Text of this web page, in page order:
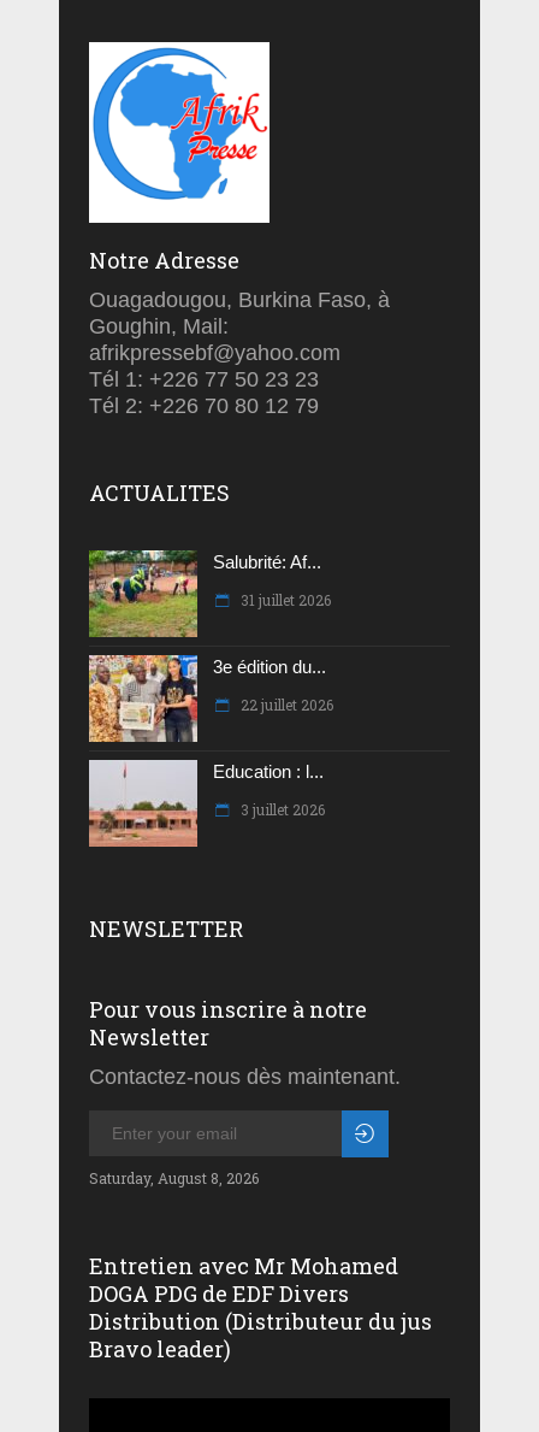
Notre Adresse
Ouagadougou, Burkina Faso, à
Goughin, Mail:
afrikpressebf@yahoo.com
Tél 1: +226 77 50 23 23
Tél 2: +226 70 80 12 79
ACTUALITES
Salubrité: Af...
31 juillet 2026
3e édition du...
22 juillet 2026
Education : l...
3 juillet 2026
NEWSLETTER
Pour vous inscrire à notre
Newsletter
Contactez-nous dès maintenant.
Saturday, August 8, 2026
Entretien avec Mr Mohamed
DOGA PDG de EDF Divers
Distribution (Distributeur du jus
Bravo leader)